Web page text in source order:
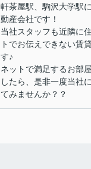
軒茶屋駅、駒沢大学駅
動産会社です！
当社スタッフも近隣に
トでお伝えできない賃
す♪
ネットで満足するお部
したら、是非一度当社
てみませんか？？